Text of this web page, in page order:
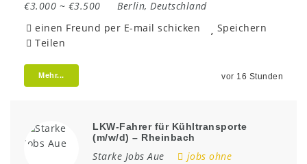
€3.000 ~ €3.500
Berlin, Deutschland
einen Freund per E-mail schicken
Speichern
Teilen
Mehr... vor 16 Stunden
LKW-Fahrer für Kühltransporte
(m/w/d) – Rheinbach
Starke Jobs Aue
jobs ohne